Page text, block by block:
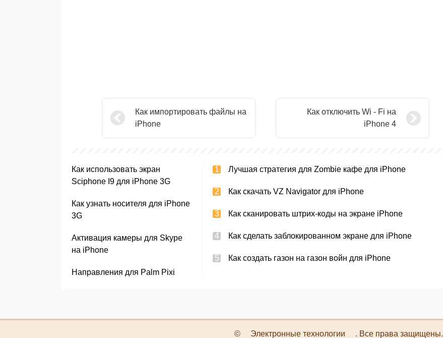
Как импортировать файлы на
iPhone
Как отключить Wi - Fi на
iPhone 4
Как использовать экран
Sciphone I9 для iPhone 3G
Как узнать носителя для iPhone
3G
Активация камеры для Skype
на iPhone
Направления для Palm Pixi
Лучшая стратегия для Zombie кафе для iPhone
Как скачать VZ Navigator для iPhone
Как сканировать штрих-коды на экране iPhone
Как сделать заблокированном экране для iPhone
Как создать газон на газон войн для iPhone
© Электронные технологии . Все права защищены.